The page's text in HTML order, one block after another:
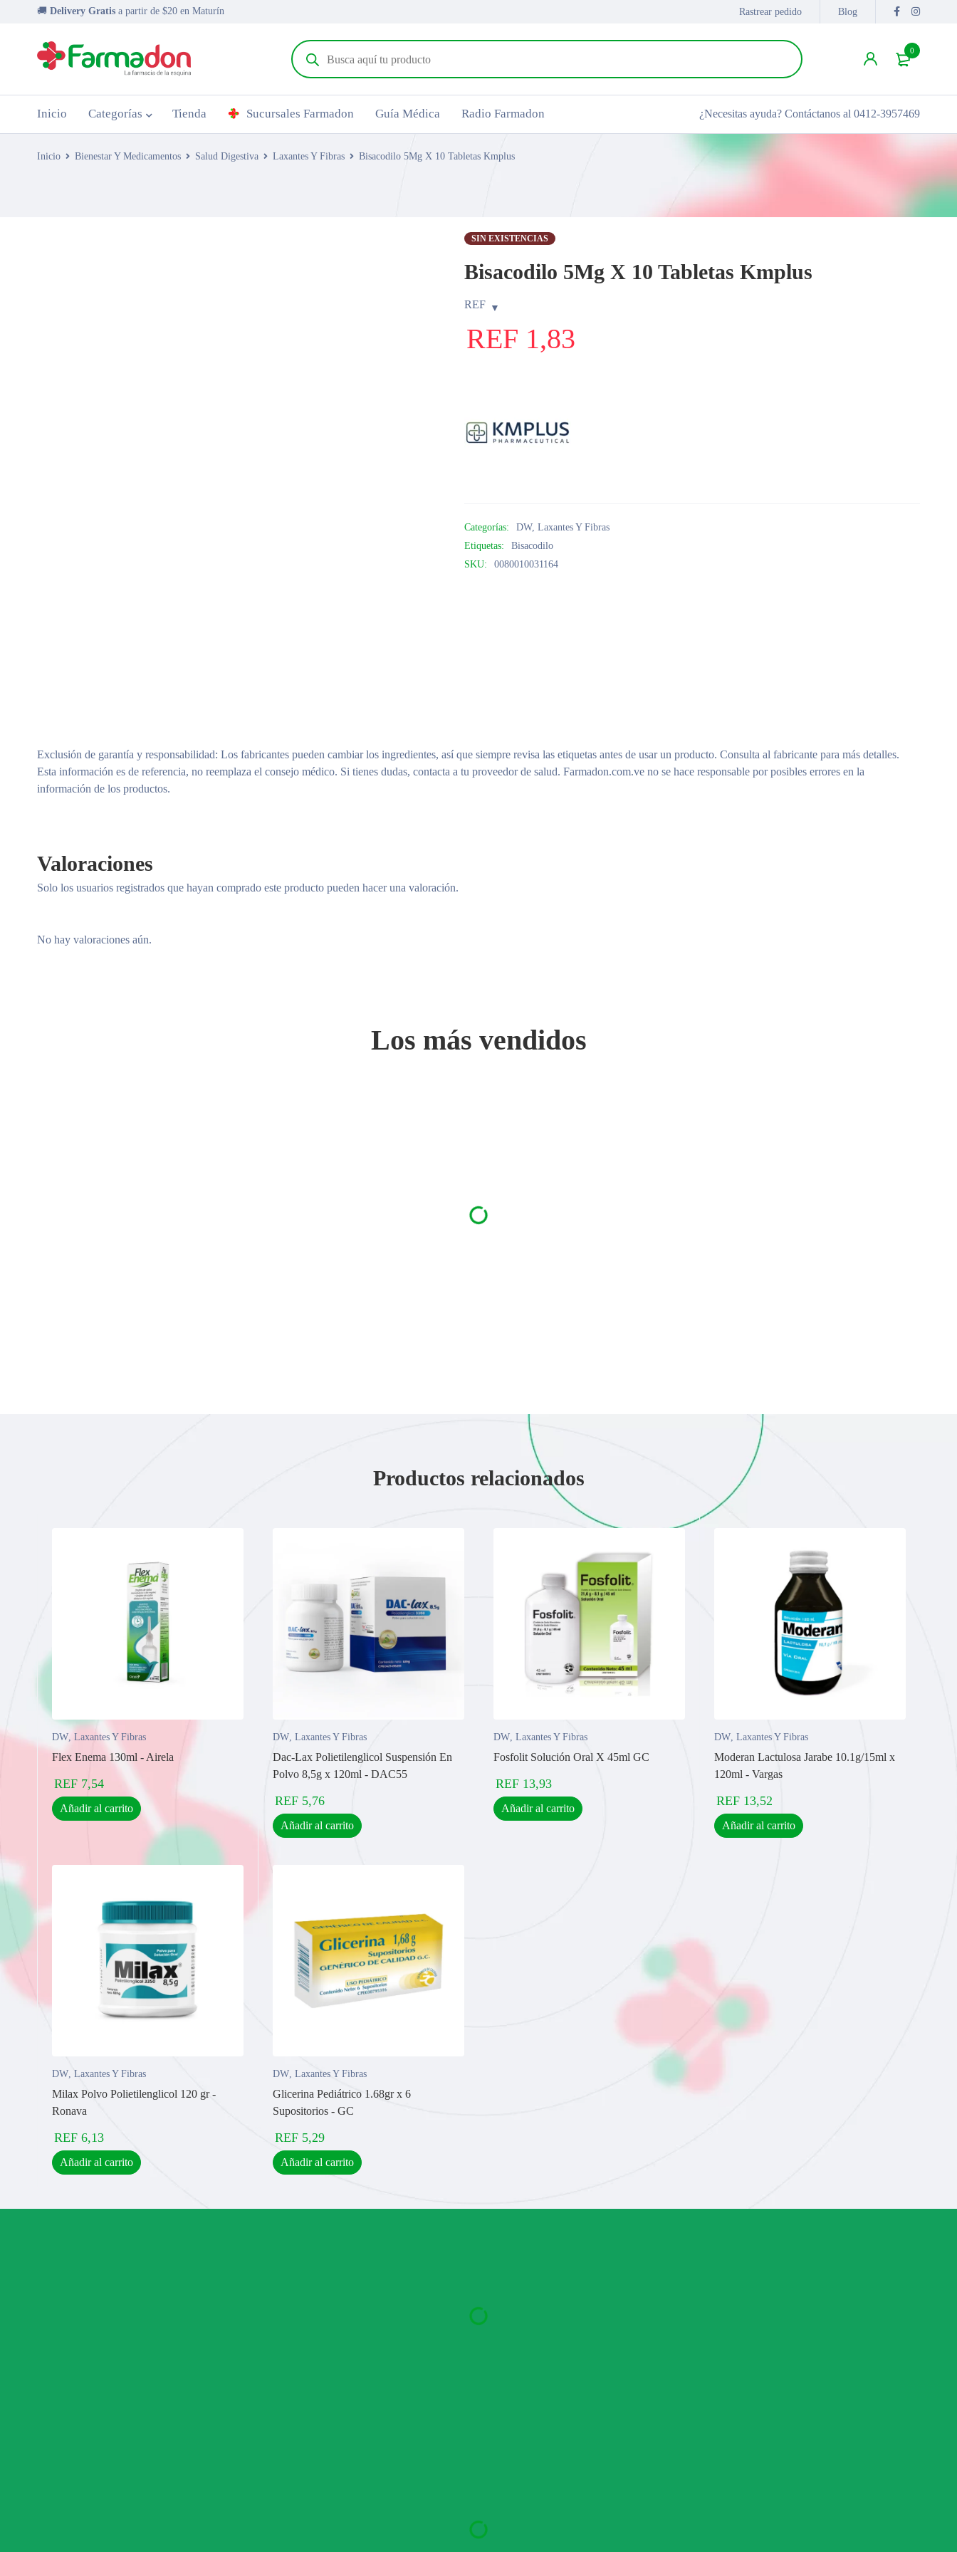
🚚 Delivery Gratis a partir de $20 en Maturín Rastrear pedido Blog
0
Inicio Categorías Tienda Sucursales Farmadon Guía Médica Radio Farmadon ¿Necesitas ayuda? Contáctanos al 0412-3957469
Inicio Bienestar Y Medicamentos Salud Digestiva Laxantes Y Fibras Bisacodilo 5Mg X 10 Tabletas Kmplus
SIN EXISTENCIAS
Bisacodilo 5Mg X 10 Tabletas Kmplus
REF
REF 1,83
Categorías: DW,Laxantes Y Fibras
Etiquetas:
Bisacodilo
SKU:
0080010031164
Exclusión de garantía y responsabilidad: Los fabricantes pueden cambiar los ingredientes, así que siempre revisa las etiquetas antes de usar un producto. Consulta al fabricante para más detalles.
Esta información es de referencia, no reemplaza el consejo médico. Si tienes dudas, contacta a tu proveedor de salud. Farmadon.com.ve no se hace responsable por posibles errores en la
información de los productos.
Valoraciones
No hay valoraciones aún.
Solo los usuarios registrados que hayan comprado este producto pueden hacer una valoración.
Los más vendidos
Productos relacionados
DW, Laxantes Y Fibras
Flex Enema 130ml - Airela
REF 7,54
Añadir al carrito
DW, Laxantes Y Fibras
Dac-Lax Polietilenglicol Suspensión En
Polvo 8,5g x 120ml - DAC55
REF 5,76
Añadir al carrito
DW, Laxantes Y Fibras
Fosfolit Solución Oral X 45ml GC
REF 13,93
Añadir al carrito
DW, Laxantes Y Fibras
Moderan Lactulosa Jarabe 10.1g/15ml x
120ml - Vargas
REF 13,52
Añadir al carrito
DW, Laxantes Y Fibras
Milax Polvo Polietilenglicol 120 gr -
Ronava
REF 6,13
Añadir al carrito
DW, Laxantes Y Fibras
Glicerina Pediátrico 1.68gr x 6
Supositorios - GC
REF 5,29
Añadir al carrito